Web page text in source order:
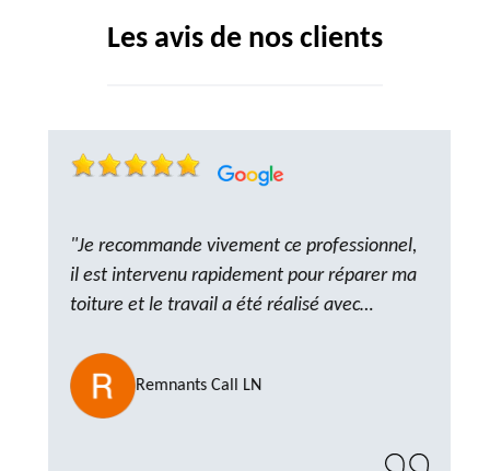
Les avis de nos clients
"Je recommande vivement ce professionnel,
il est intervenu rapidement pour réparer ma
toiture et le travail a été réalisé avec
ponctuel et à l’écoute, le résultat est
impeccable et le chantier a été laissé propre.
Un artisan de confiance que je n’hésiterai pas
Remnants Call LN